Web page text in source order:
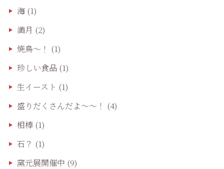
海(1)
満月 (2)
焼鳥〜！ (1)
珍しい食品(1)
生イースト (1)
盛りだくさんだよ〜〜！ (4)
相棒(1)
石？ (1)
窯元展開催中 (9)